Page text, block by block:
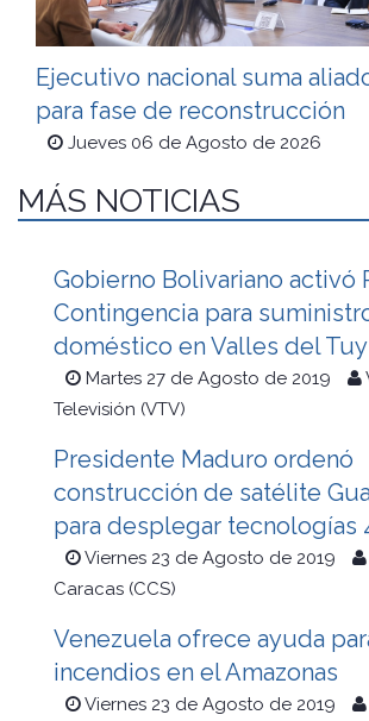
Ejecutivo nacional suma
para fase de reconstrucción
Jueves 06 de Agosto de 2026
MÁS NOTICIAS
Gobierno Bolivariano activó
Contingencia para
doméstico en Valles del Tuy
Martes 27 de Agosto de 2019
Televisión (VTV)
Presidente Maduro ordenó
construcción de satélite
para desplegar tecnologías
Viernes 23 de Agosto de 2019
Caracas (CCS)
Venezuela ofrece ayuda
incendios en el Amazonas
Viernes 23 de Agosto de 2019